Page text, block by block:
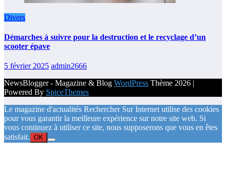
Divers
Démarches à suivre pour la destruction et le recyclage d’un
scooter épave
5 février 2025 admin2666
NewsBlogger - Magazine & Blog WordPress Thème 2026 |
Powered By SpiceThemes
Le magazine d'actualités Rechercher Sur Internet utilise des cookies
pour vous garantir la meilleure expérience sur notre site web. Si
vous continuez à utiliser ce site, nous supposerons que vous en êtes
satisfait. OK